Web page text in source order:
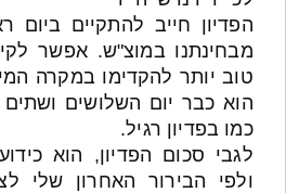
הפדיון חייב להתקיים ביום
מבחינתנו במוצ"ש. אפשר
טוב יותר להקדימו במקרה
הוא כבר יום השלושים
כמו בפדיון רגיל.
לגבי סכום הפדיון, הוא
ולפי הבירור האחרון שלי